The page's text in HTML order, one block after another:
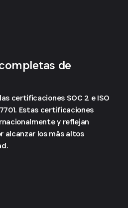
de
certificaciones SOC 2 e ISO
Estas certificaciones
y reflejan
alcanzar los más altos